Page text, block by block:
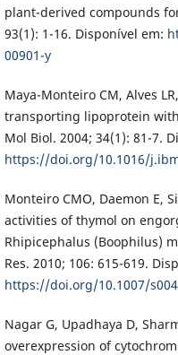
plant-derived compounds
93(1): 1-16. Disponível em:
00901-y
Maya-Monteiro CM, Alves
transporting lipoprotein
Mol Biol. 2004; 34(1): 81-7.
https://doi.org/10.1016/
Monteiro CMO, Daemon E,
activities of thymol on
Rhipicephalus (Boophilus)
Res. 2010; 106: 615-619.
https://doi.org/10.1007/
Nagar G, Upadhaya D,
overexpression of